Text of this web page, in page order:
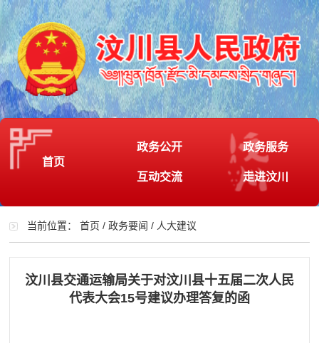
首页
政务公开 政务服务
互动交流 走进汶川
当前位置：首页 /政务要闻 / 人大建议
汶川县交通运输局关于对汶川县十五届二次人民
代表大会15号建议办理答复的函